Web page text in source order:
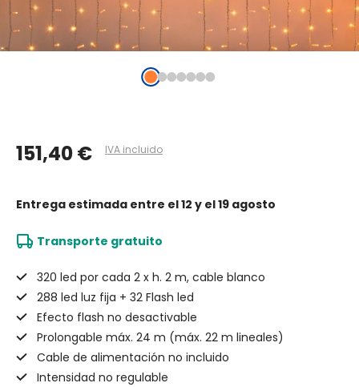
151,40 € IVA incluido
Entrega estimada entre el 12 y el 19 agosto
Transporte gratuito
320 led por cada 2 x h. 2 m, cable blanco
288 led luz fija + 32 Flash led
Efecto flash no desactivable
Prolongable máx. 24 m (máx. 22 m lineales)
Cable de alimentación no incluido
Intensidad no regulable